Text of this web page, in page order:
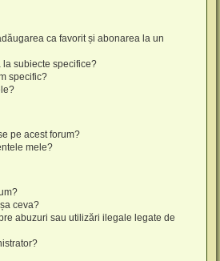
ca favorit și abonarea la un
subiecte specifice?
specific?
pe acest forum?
mele?
ceva?
abuzuri sau utilizări ilegale legate de